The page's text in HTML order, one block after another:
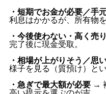
・短期でお金が必要／手
利息はかかるが、所有物
・今後使わない・高く売
完了後に現金受取。
・相場が上がりそう／思
様子を見る（質預け）と
・急ぎで最大額が必要 →